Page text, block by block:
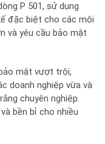
P 501, sử dụng
đặc biệt cho các môi
và yêu cầu bảo mật
mật vượt trội,
doanh nghiệp vừa và
chuyên nghiệp.
bền bỉ cho nhiều